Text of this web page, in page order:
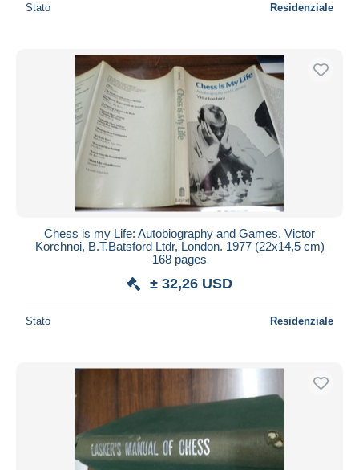
Stato Residenziale
Chess is my Life: Autobiography and Games, Victor
Korchnoi, B.T.Batsford Ltdr, London. 1977 (22x14,5 cm)
168 pages
± 32,26 USD
Stato Residenziale